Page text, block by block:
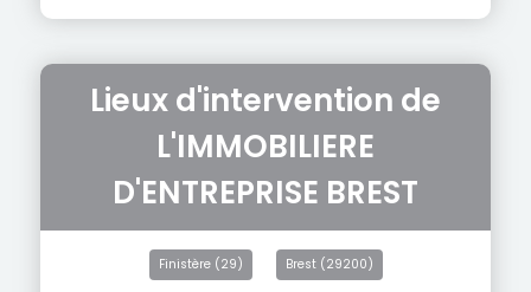
Lieux d'intervention de
L'IMMOBILIERE
D'ENTREPRISE BREST
Finistère (29) Brest (29200)